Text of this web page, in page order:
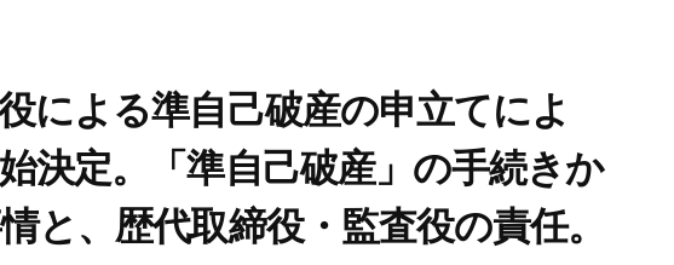
による準自己破産の申立てによ
決定。「準自己破産」の手続きか
と、歴代取締役・監査役の責任。